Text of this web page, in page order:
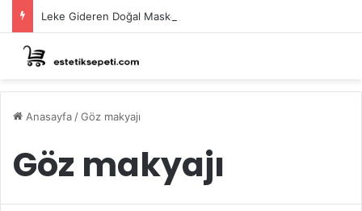
Leke Gideren Doğal Maskeler Nasıl Yapılır?
Anasayfa /Göz makyajı
Göz makyajı